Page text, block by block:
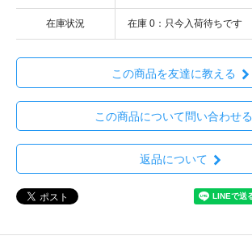
在庫状況 在庫 0：只今入荷待ちです
この商品を友達に教える
この商品について問い合わせる
返品について